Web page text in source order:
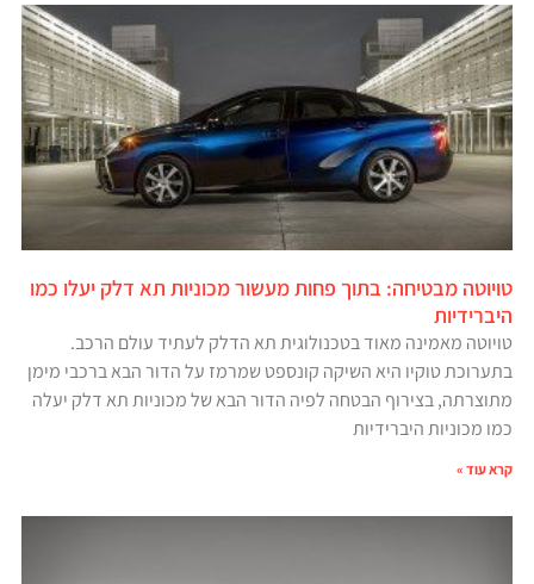
טויוטה מבטיחה: בתוך פחות מעשור מכוניות תא דלק יעלו כמו
היברידיות
טויוטה מאמינה מאוד בטכנולוגית תא הדלק לעתיד עולם הרכב.
בתערוכת טוקיו היא השיקה קונספט שמרמז על הדור הבא ברכבי מימן
מתוצרתה, בצירוף הבטחה לפיה הדור הבא של מכוניות תא דלק יעלה
כמו מכוניות היברידיות
קרא עוד »